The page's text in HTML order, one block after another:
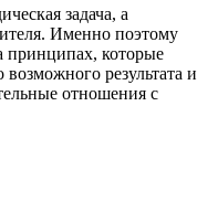
задача, а
Именно поэтому
принципах, которые
результата и
отношения с